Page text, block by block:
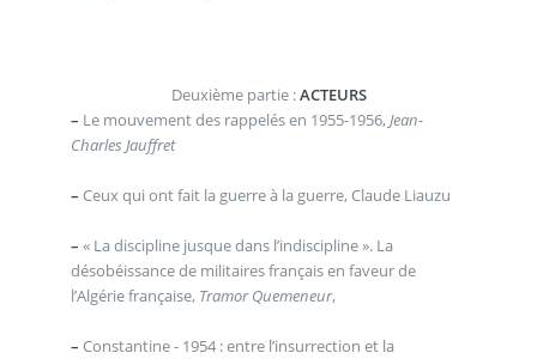
Deuxième partie :ACTEURS
– Le mouvement des rappelés en 1955-1956, Jean-
Charles Jauffret
– Ceux qui ont fait la guerre à la guerre, Claude Liauzu
– « La discipline jusque dans l’indiscipline ». La
désobéissance de militaires français en faveur de
l’Algérie française, Tramor Quemeneur,
– Constantine - 1954 : entre l’insurrection et la